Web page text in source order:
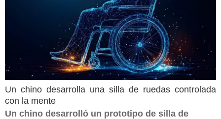
Un chino desarrolla una silla de ruedas controlada
con la mente
Un chino desarrolló un prototipo de silla de